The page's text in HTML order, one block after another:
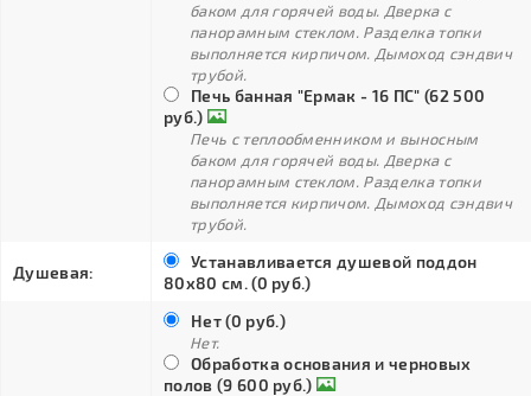
баком для горячей воды. Дверка с
панорамным стеклом. Разделка топки
выполняется кирпичом. Дымоход сэндвич
трубой.
Печь банная "Ермак - 16 ПС" (62 500
руб.)
Печь с теплообменником и выносным
баком для горячей воды. Дверка с
панорамным стеклом. Разделка топки
выполняется кирпичом. Дымоход сэндвич
трубой.
Душевая:
Устанавливается душевой поддон
80х80 см. (0 руб.)
Нет (0 руб.)
Нет.
Обработка основания и черновых
полов (9 600 руб.)